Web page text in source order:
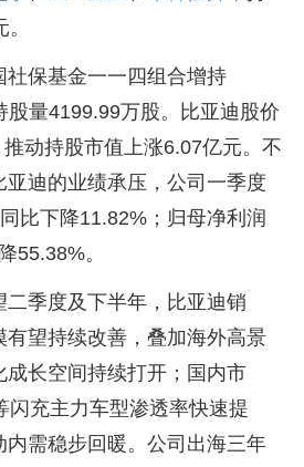
社保基金一一四组合增持
股量4199.99万股。比亚迪股价
动持股市值上涨6.07亿元。不
迪的业绩承压，公司一季度
比下降11.82%；归母净利润
55.38%。
季度及下半年，比亚迪销
望持续改善，叠加海外高景
长空间持续打开；国内市
闪充主力车型渗透率快速提
内需稳步回暖。公司出海三年